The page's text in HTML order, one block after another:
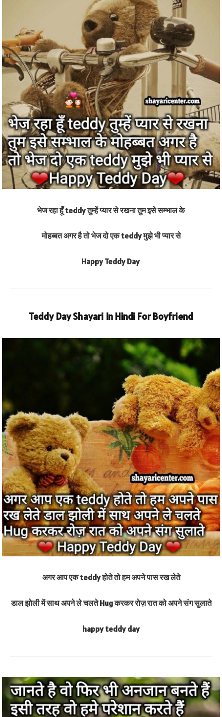
भेज रहा हूँ teddy तुम्हें प्यार से रखना तुम इसे सम्भाल के
मोहब्बत अगर है तो भेज दो एक teddy मुझे भी प्यार से
Happy Teddy Day
Teddy Day Shayari In Hindi For Boyfriend
अगर आप एक teddy होते तो हम अपने पास रख लेते
डाल झोली में साथ अपने ले चलते Hug करकर रोज़ रात को अपने संग सुलाते
happy teddy day